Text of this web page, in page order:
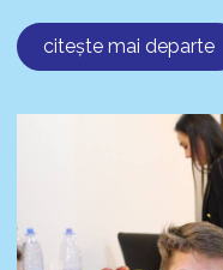
citește mai departe